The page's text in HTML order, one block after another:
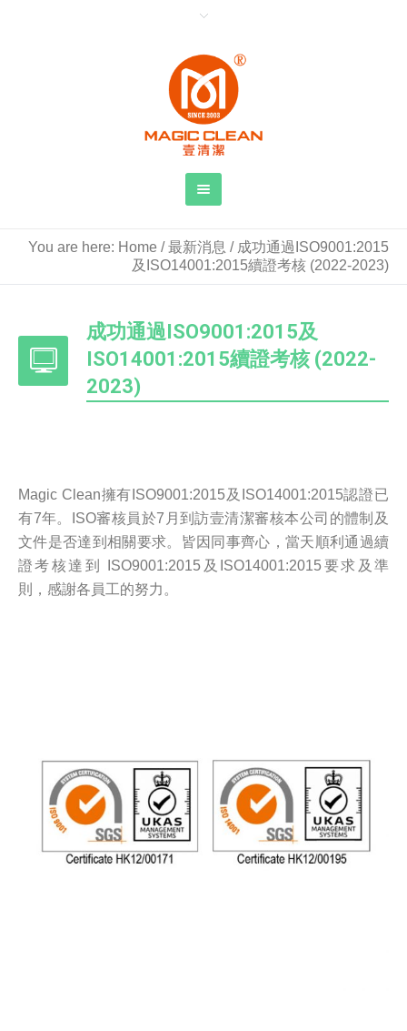
You are here: Home /最新消息 / 成功通過ISO9001:2015
及ISO14001:2015續證考核 (2022-2023)
成功通過ISO9001:2015及
ISO14001:2015續證考核 (2022-
2023)
Magic Clean擁有ISO9001:2015及ISO14001:2015認證已
有7年。ISO審核員於7月到訪壹清潔審核本公司的體制及
文件是否達到相關要求。皆因同事齊心，當天順利通過續
證考核達到 ISO9001:2015及ISO14001:2015要求及準
則，感謝各員工的努力。